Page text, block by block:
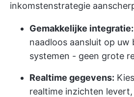
inkomstenstrategie
Gemakkelijke integratie:
naadloos aansluit op uw
systemen - geen grote
Realtime gegevens:
realtime inzichten